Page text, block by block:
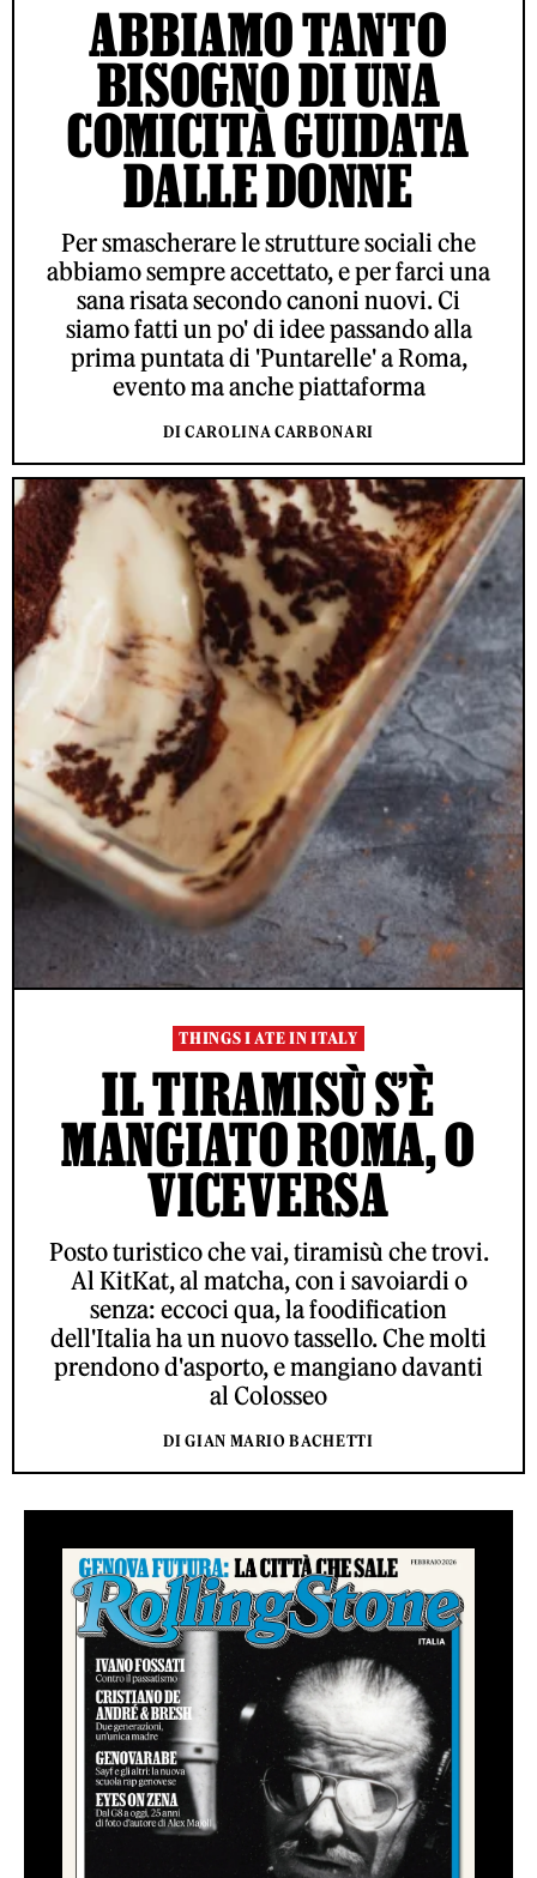
ABBIAMO TANTO
BISOGNO DI UNA
COMICITÀ GUIDATA
DALLE DONNE
Per smascherare le strutture sociali che
abbiamo sempre accettato, e per farci una
sana risata secondo canoni nuovi. Ci
siamo fatti un po' di idee passando alla
prima puntata di 'Puntarelle' a Roma,
evento ma anche piattaforma
DI CAROLINA CARBONARI
THINGS I ATE IN ITALY
IL TIRAMISÙ S’È
MANGIATO ROMA, O
VICEVERSA
Posto turistico che vai, tiramisù che trovi.
Al KitKat, al matcha, con i savoiardi o
senza: eccoci qua, la foodification
dell'Italia ha un nuovo tassello. Che molti
prendono d'asporto, e mangiano davanti
al Colosseo
DI GIAN MARIO BACHETTI